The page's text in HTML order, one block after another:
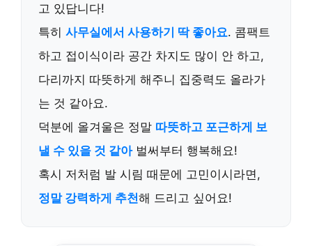
고 있답니다!
특히 사무실에서 사용하기 딱 좋아요. 콤팩트
하고 접이식이라 공간 차지도 많이 안 하고,
다리까지 따뜻하게 해주니 집중력도 올라가
는 것 같아요.
덕분에 올겨울은 정말 따뜻하고 포근하게 보
낼 수 있을 것 같아벌써부터 행복해요!
혹시 저처럼 발 시림 때문에 고민이시라면,
정말 강력하게 추천해 드리고 싶어요!